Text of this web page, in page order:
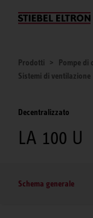
Azienda
Prodotti
Pompe di
Sistemi di ventilazione
Decentralizzato
LA 100 U
Schema generale